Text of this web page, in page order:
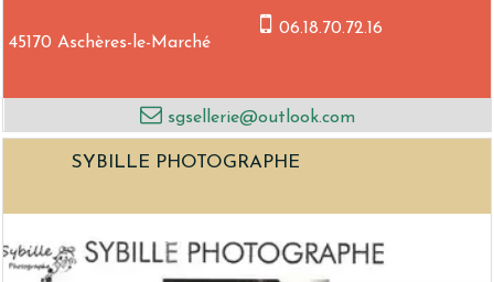
45170 Aschères-le-Marché
06.18.70.72.16
sgsellerie@outlook.com
SYBILLE PHOTOGRAPHE